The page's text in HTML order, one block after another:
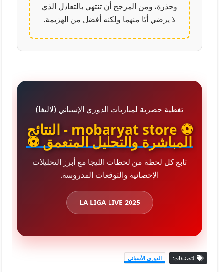
وحذرة، ومن المرجح أن تنتهي بالتعادل الذي
لا يرضي أيًا منهما ولكنه أفضل من الهزيمة.
تغطية حصرية لمباريات الدوري الإسباني (لاليغا)
⚽ mobaryat store - النتائج
المباشرة والتحليل المتعمق ⚽
تابع كل لحظة من لحظات الليجا مع أبرز التحليلات
الإحصائية والتوقعات المدروسة.
LA LIGA LIVE 2025
التصنيفات: الدوري الأسباني